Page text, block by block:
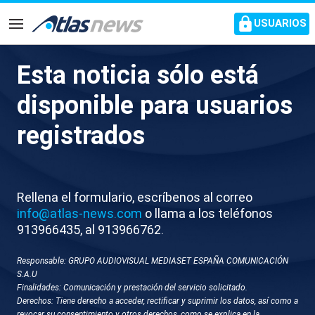
common.go-to-content
Navegación
USUARIOS
El equipo de natación
sincronizada de España
llevará una canción de Rosalía
La selección española de natación artística ha
montado una impresionante coreografía inspirada
en la canción de 'Berghain'
Esta noticia sólo está
disponible para usuarios
registrados
Rellena el formulario, escríbenos al correo
info@atlas-news.com o llama a los teléfonos
913966435, al 913966762.
Responsable: GRUPO AUDIOVISUAL MEDIASET ESPAÑA COMUNICACIÓN
S.A.U
Finalidades: Comunicación y prestación del servicio solicitado.
Derechos: Tiene derecho a acceder, rectificar y suprimir los datos, así como a